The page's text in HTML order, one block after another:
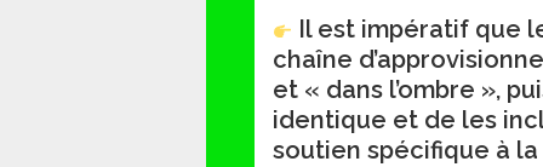
Il est impératif que
chaîne
et « dans l’ombre »,
identique et de les
soutien spécifique à la